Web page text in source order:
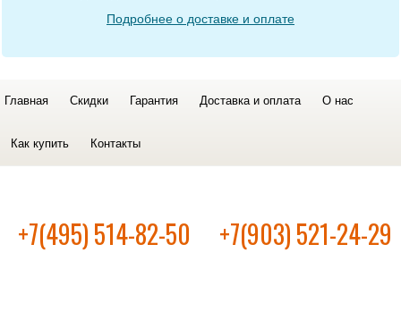
Подробнее о доставке и оплате
Главная Скидки Гарантия Доставка и оплата О нас
Как купить Контакты
+7(495) 514-82-50 +7(903) 521-24-29